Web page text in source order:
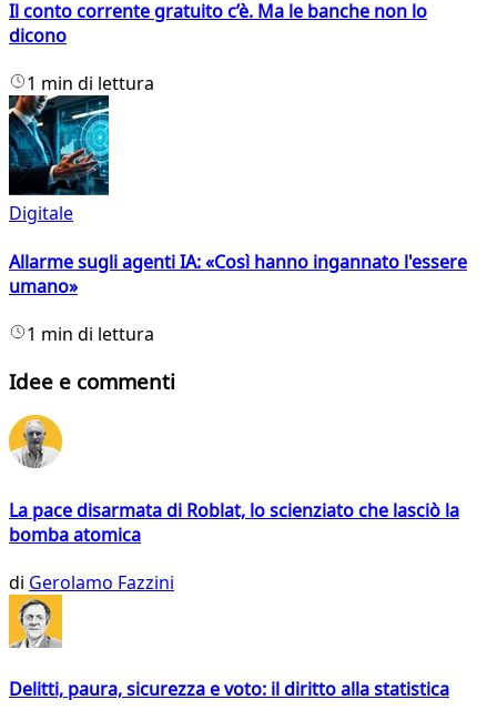
Il conto corrente gratuito c’è. Ma le banche non lo
dicono
1 min di lettura
Digitale
Allarme sugli agenti IA: «Così hanno ingannato l'essere
umano»
1 min di lettura
Idee e commenti
La pace disarmata di Roblat, lo scienziato che lasciò la
bomba atomica
di Gerolamo Fazzini
Delitti, paura, sicurezza e voto: il diritto alla statistica